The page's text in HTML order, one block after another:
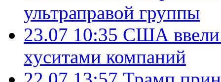
ультраправой группы
23.07 10:35 США ввели
хуситами компаний